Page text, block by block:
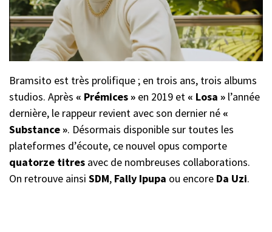
Bramsito est très prolifique ; en trois ans, trois albums
studios. Après « Prémices » en 2019 et « Losa » l’année
dernière, le rappeur revient avec son dernier né «
Substance ». Désormais disponible sur toutes les
plateformes d’écoute, ce nouvel opus comporte
quatorze titres avec de nombreuses collaborations.
On retrouve ainsi SDM, Fally Ipupa ou encore Da Uzi.